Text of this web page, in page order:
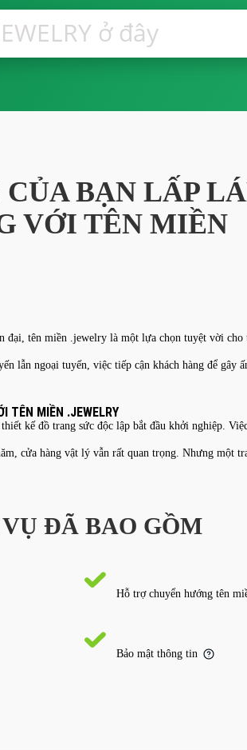
BẠN LẤP
VỚI TÊN MIỀN
tên miền .jewelry là một lựa chọn tuyệt vời cho
lẫn ngoại tuyến, việc tiếp cận khách hàng để
TÊN MIỀN .JEWELRY
kế đồ trang sức độc lập bắt đầu khởi nghiệp.
cửa hàng vật lý vẫn rất quan trọng. Nhưng một
ĐÃ BAO GỒM
Hỗ trợ chuyển hướng tên
Bảo mật thông tin